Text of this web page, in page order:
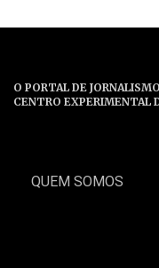
O PORTAL DE
CENTRO EXPERIMENTAL
QUEM SOMOS